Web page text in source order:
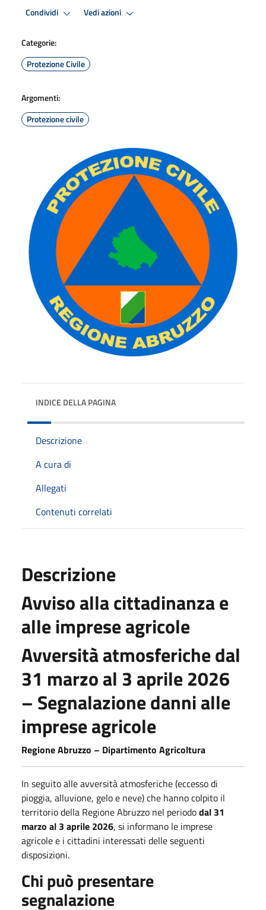
Condividi Vedi azioni
Categorie:
Protezione Civile
Argomenti:
Protezione civile
INDICE DELLA PAGINA
Descrizione
A cura di
Allegati
Contenuti correlati
Descrizione
Avviso alla cittadinanza e
alle imprese agricole
Avversità atmosferiche dal
31 marzo al 3 aprile 2026
– Segnalazione danni alle
imprese agricole
Regione Abruzzo – Dipartimento Agricoltura
In seguito alle avversità atmosferiche (eccesso di
pioggia, alluvione, gelo e neve) che hanno colpito il
territorio della Regione Abruzzo nel periododal 31
marzo al 3 aprile 2026, si informano le imprese
agricole e i cittadini interessati delle seguenti
disposizioni.
Chi può presentare
segnalazione